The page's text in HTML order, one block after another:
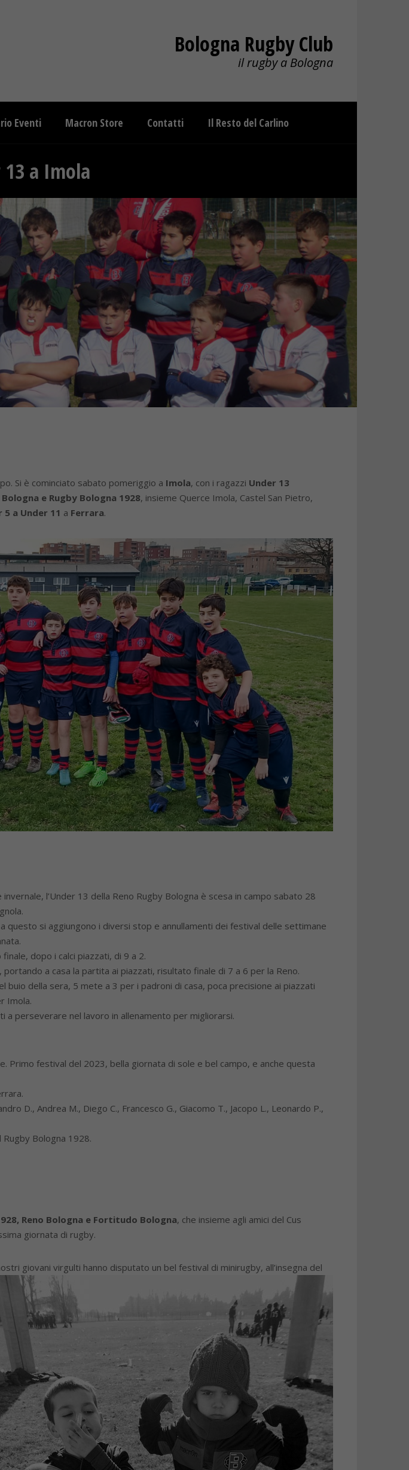
Bologna Rugby Club
il rugby a Bologna
Eventi Macron Store Contatti Il Resto del Carlino
a Imola
Si è cominciato sabato pomeriggio a Imola, con i ragazzi Under 13
Bologna e Rugby Bologna 1928, insieme Querce Imola, Castel San Pietro,
5 a Under 11 a Ferrara.
l’Under 13 della Reno Rugby Bologna è scesa in campo sabato 28
si aggiungono i diversi stop e annullamenti dei festival delle settimane
dopo i calci piazzati, di 9 a 2.
a casa la partita ai piazzati, risultato finale di 7 a 6 per la Reno.
buio della sera, 5 mete a 3 per i padroni di casa, poca precisione ai piazzati
Imola.
perseverare nel lavoro in allenamento per migliorarsi.
Primo festival del 2023, bella giornata di sole e bel campo, e anche questa
D., Andrea M., Diego C., Francesco G., Giacomo T., Jacopo L., Leonardo P.,
Bologna 1928.
Reno Bologna e Fortitudo Bologna, che insieme agli amici del Cus
giornata di rugby.
giovani virgulti hanno disputato un bel festival di minirugby, all’insegna del